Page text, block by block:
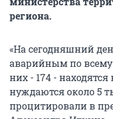
региона.
«На сегодняшний
аварийным по
них - 174 -
нуждаются около 5
процитировали в